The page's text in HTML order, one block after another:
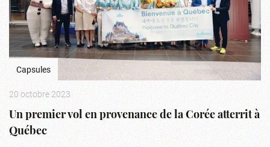
Capsules
20 octobre 2023
Un premier vol en provenance de la Corée atterrit à
Québec